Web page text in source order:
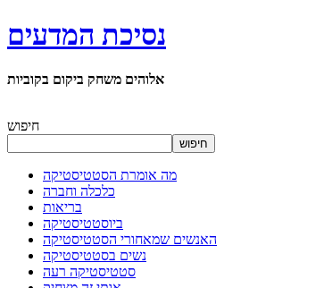
נסיכת המדעים
אלוהים משחק ביקום בקוביות
חיפוש
חיפוש
מה אומרת הסטטיסטיקה
כלכלה וחברה
בריאות
ביוסטטיסטיקה
האנשים שמאחורי הסטטיסטיקה
נשים בסטטיסטיקה
סטטיסטיקה רעה